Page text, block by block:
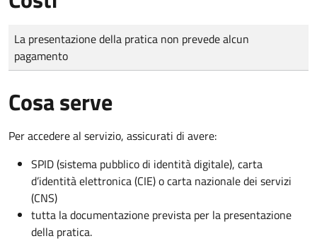
Tipo di pagamento
Importo
La presentazione della pratica non prevede alcun
pagamento
Cosa serve
Per accedere al servizio, assicurati di avere:
SPID (sistema pubblico di identità digitale), carta
d’identità elettronica (CIE) o carta nazionale dei servizi
(CNS)
tutta la documentazione prevista per la presentazione
della pratica.